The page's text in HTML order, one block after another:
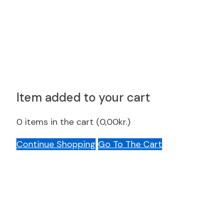
Item added to your cart
0 items in the cart (0,00kr.)
Continue Shopping Go To The Cart